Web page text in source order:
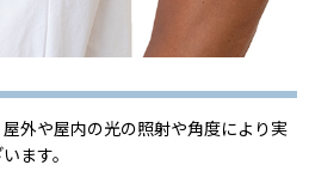
外や屋内の光の照射や角度により実
ます。